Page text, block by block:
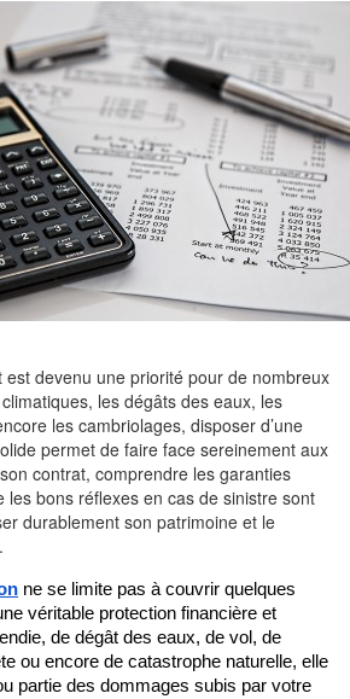
est devenu une priorité pour de nombreux
les dégâts des eaux, les
les cambriolages, disposer d’une
permet de faire face sereinement aux
contrat, comprendre les garanties
les bons réflexes en cas de sinistre sont
durablement son patrimoine et le
ne se limite pas à couvrir quelques
véritable protection financière et
de dégât des eaux, de vol, de
ou encore de catastrophe naturelle, elle
partie des dommages subis par votre